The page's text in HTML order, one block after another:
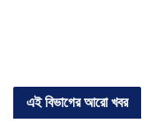
এই বিভাগের আরো খবর